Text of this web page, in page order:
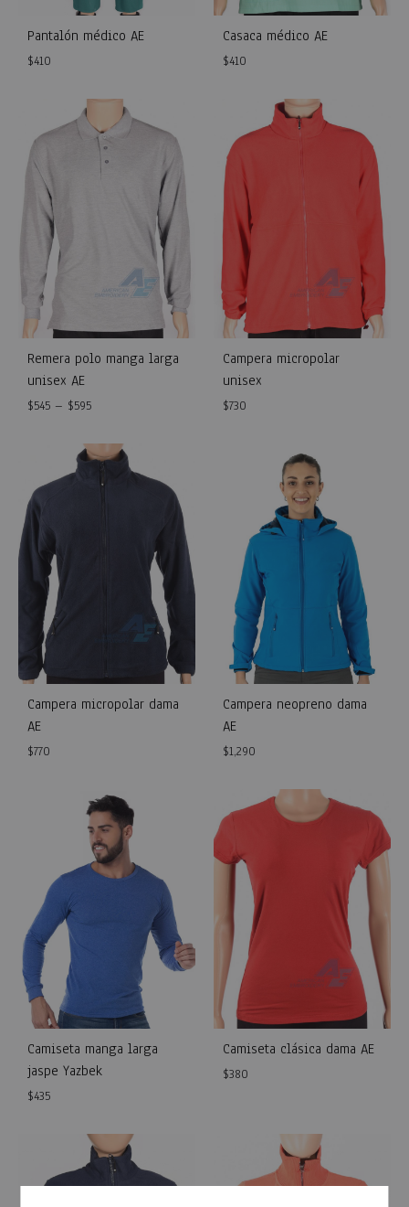
Pantalón médico AE
$410
Casaca médico AE
$410
Remera polo manga larga
unisex AE
$545 – $595
Campera micropolar
unisex
$730
Campera micropolar dama
AE
$770
Campera neopreno dama
AE
$1,290
Camiseta manga larga
jaspe Yazbek
$435
Camiseta clásica dama AE
$380